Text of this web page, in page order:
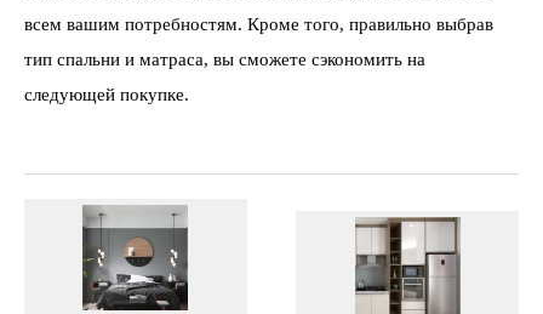
всем вашим потребностям. Кроме того, правильно выбрав
тип спальни и матраса, вы сможете сэкономить на
следующей покупке.